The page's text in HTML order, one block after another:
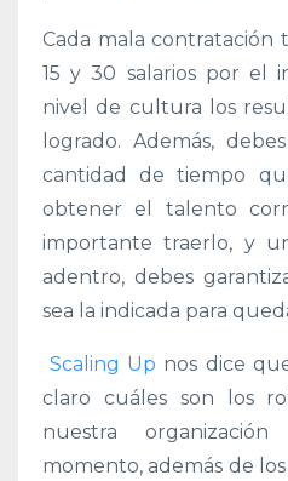
Cada mala
15 y 30 salarios por el
nivel de cultura los
logrado. Además,
cantidad de tiempo
obtener el talento
importante traerlo, y
adentro, debes
sea la indicada para
Scaling Up nos dice
claro cuáles son los
nuestra
momento, además de